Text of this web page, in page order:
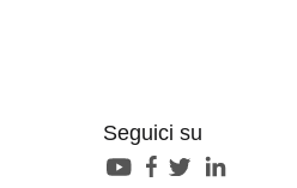
Seguici su